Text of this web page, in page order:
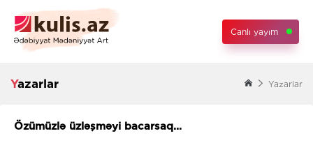
Canlı yayım
Yazarlar Yazarlar
Özümüzlə üzləşməyi bacarsaq...